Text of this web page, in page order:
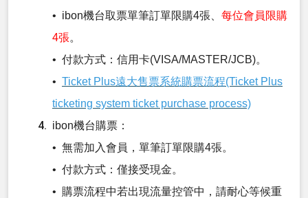
• ibon機台取票單筆訂單限購4張、 每位會員限購
4張。
• 付款方式：信用卡(VISA/MASTER/JCB)。
• Ticket Plus遠大售票系統購票流程(Ticket Plus
ticketing system ticket purchase process)
ibon機台購票：
• 無需加入會員，單筆訂單限購4張。
• 付款方式：僅接受現金。
• 購票流程中若出現流量控管中，請耐心等候重